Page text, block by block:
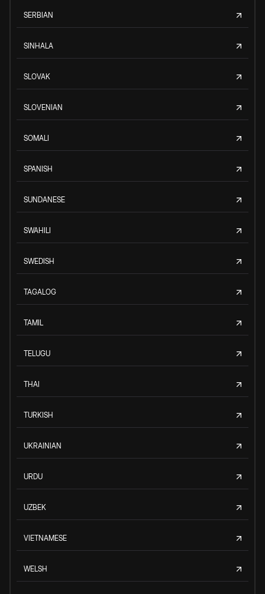
SERBIAN
SINHALA
SLOVAK
SLOVENIAN
SOMALI
SPANISH
SUNDANESE
SWAHILI
SWEDISH
TAGALOG
TAMIL
TELUGU
THAI
TURKISH
UKRAINIAN
URDU
UZBEK
VIETNAMESE
WELSH